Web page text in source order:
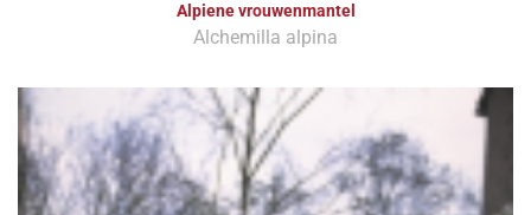
Alpiene vrouwenmantel
Alchemilla alpina